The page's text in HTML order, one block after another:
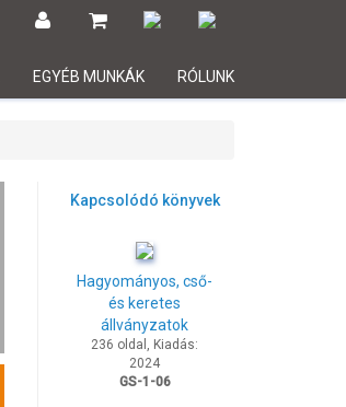
EGYÉB MUNKÁK RÓLUNK
Kapcsolódó könyvek
Hagyományos, cső-
és keretes
állványzatok
236 oldal, Kiadás:
2024
GS-1-06